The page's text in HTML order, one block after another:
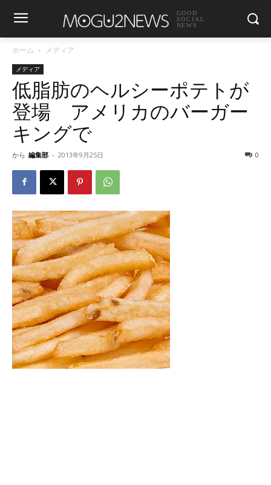
GOOD
SOCIAL
NEWS
ホーム メディア
メディア
低脂肪のヘルシーポテトが
登場 アメリカのバーガー
キングで
から 編集部 - 2013年9月25日 0